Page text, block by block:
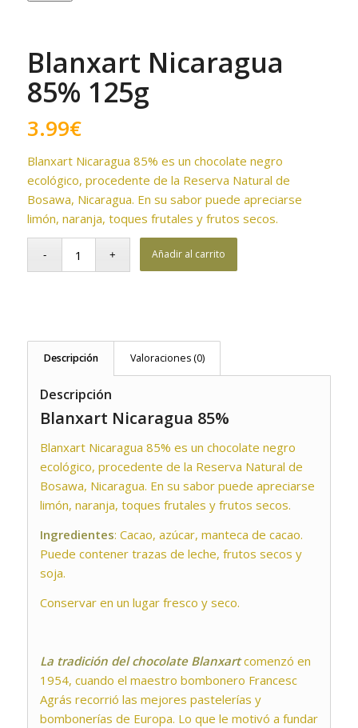
Blanxart Nicaragua
85% 125g
3.99€
Blanxart Nicaragua 85% es un chocolate negro
ecológico, procedente de la Reserva Natural de
Bosawa, Nicaragua. En su sabor puede apreciarse
limón, naranja, toques frutales y frutos secos.
Añadir al carrito
Descripción Valoraciones (0)
Descripción
Blanxart Nicaragua 85%
Blanxart Nicaragua 85% es un chocolate negro
ecológico, procedente de la Reserva Natural de
Bosawa, Nicaragua. En su sabor puede apreciarse
limón, naranja, toques frutales y frutos secos.
Ingredientes: Cacao, azúcar, manteca de cacao.
Puede contener trazas de leche, frutos secos y
soja.
Conservar en un lugar fresco y seco.
La tradición del chocolate Blanxartcomenzó en
1954, cuando el maestro bombonero Francesc
Agrás recorrió las mejores pastelerías y
bombonerías de Europa. Lo que le motivó a fundar